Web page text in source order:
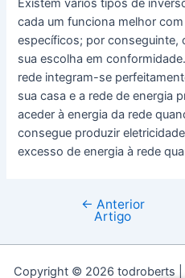
Existem vários tipos de
cada um funciona melhor
específicos; por conseguinte,
sua escolha em
rede integram-se
sua casa e a rede de energia
aceder à energia da rede
consegue produzir
excesso de energia à rede
Navegação
artigos
← Anterior
Artigo
Copyright © 2026 todroberts |